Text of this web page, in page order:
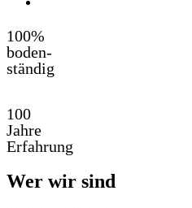
100%
boden-
ständig
100
Jahre
Erfahrung
Wer wir sind